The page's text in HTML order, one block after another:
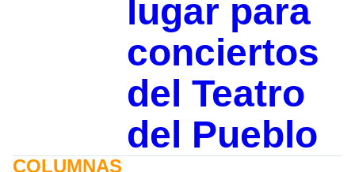
lugar para
conciertos
del Teatro
del Pueblo
COLUMNAS